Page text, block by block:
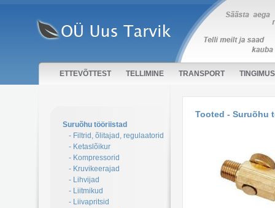
ETTEVÕTTEST TELLIMINE TRANSPORT
Suruõhu tööriistad
- Filtrid, õlitajad, regulaatorid
- Ketaslõikur
- Kompressorid
- Kruvikeerajad
- Lihvijad
- Liitmikud
- Liivapritsid
Tooted - Suruõhu